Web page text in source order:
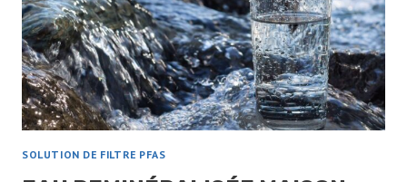
SOLUTION DE FILTRE PFAS